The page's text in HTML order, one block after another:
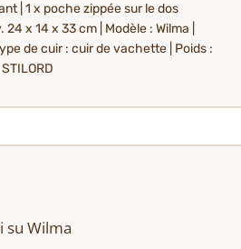
| 1 x poche zippée sur le dos
x 14 x 33 cm | Modèle : Wilma |
de cuir : cuir de vachette | Poids :
su Wilma